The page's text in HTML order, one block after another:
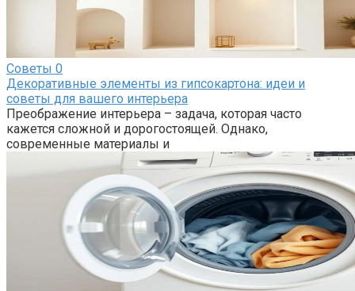
Советы 0
Декоративные элементы из гипсокартона: идеи и
советы для вашего интерьера
Преображение интерьера – задача, которая часто
кажется сложной и дорогостоящей. Однако,
современные материалы и